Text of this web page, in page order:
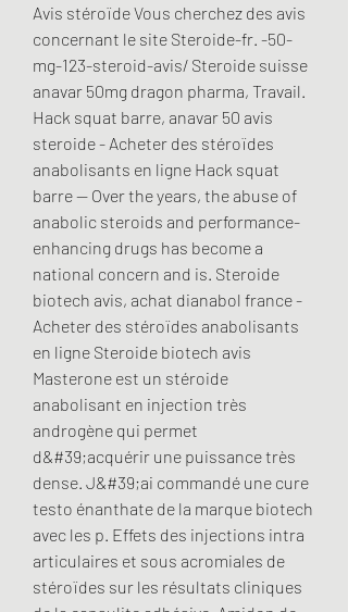
Avis stéroïde Vous cherchez des avis
concernant le site Steroide-fr. -50-
mg-123-steroid-avis/ Steroide suisse
anavar 50mg dragon pharma, Travail.
Hack squat barre, anavar 50 avis
steroide - Acheter des stéroïdes
anabolisants en ligne Hack squat
barre -- Over the years, ﻿the abuse of
anabolic steroids and performance-
enhancing drugs has become a
national concern and is. Steroide
biotech avis, achat dianabol france -
Acheter des stéroïdes anabolisants
en ligne Steroide biotech avis
Masterone est un stéroide
anabolisant en injection très
androgène qui permet
d&#39;acquérir une puissance très
dense. J&#39;ai commandé une cure
testo énanthate de la marque biotech
avec les p. Effets des injections intra
articulaires et sous acromiales de
stéroïdes sur les résultats cliniques